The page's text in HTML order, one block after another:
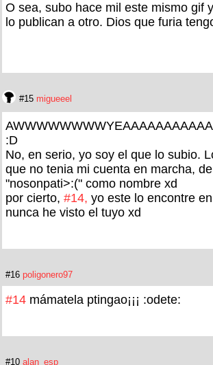
O sea, subo hace mil este mismo gif
lo publican a otro. Dios que furia
#15 migueeel
:D
No, en serio, yo soy el que lo subio.
que no tenia mi cuenta en marcha,
"nosonpati>:(" como nombre xd
por cierto, #14, yo este lo encontre
nunca he visto el tuyo xd
#16 poligonero97
#14 mámatela ptingao¡¡¡ :odete:
#10 alan_esp